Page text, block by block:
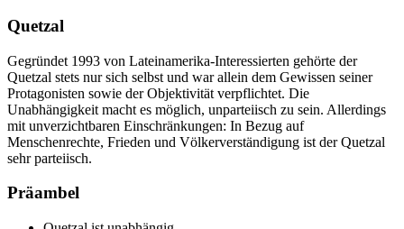
Quetzal
Gegründet 1993 von Lateinamerika-Interessierten gehörte der
Quetzal stets nur sich selbst und war allein dem Gewissen seiner
Protagonisten sowie der Objektivität verpflichtet. Die
Unabhängigkeit macht es möglich, unparteiisch zu sein. Allerdings
mit unverzichtbaren Einschränkungen: In Bezug auf
Menschenrechte, Frieden und Völkerverständigung ist der Quetzal
sehr parteiisch.
Präambel